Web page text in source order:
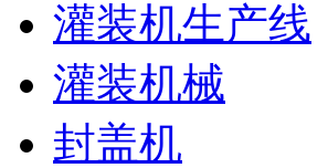
灌装机生产线
灌装机械
封盖机